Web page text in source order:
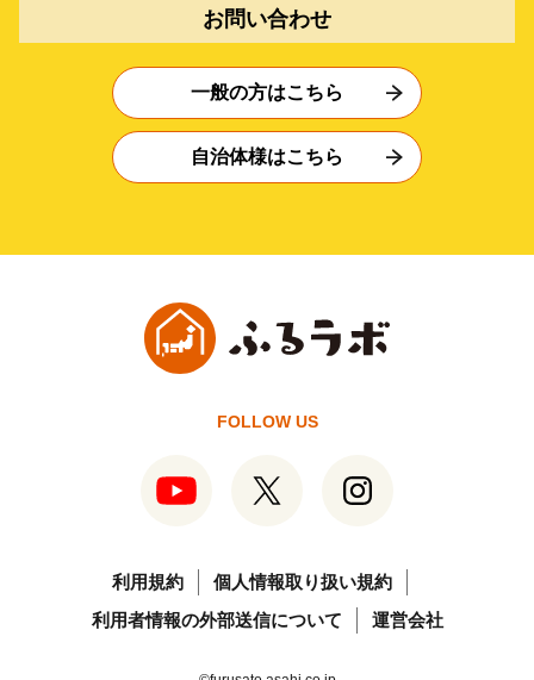
お問い合わせ
一般の方はこちら
自治体様はこちら
FOLLOW US
利用規約
個人情報取り扱い規約
利用者情報の外部送信について
運営会社